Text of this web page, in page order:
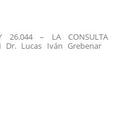
26.044 – LA CONSULTA
Dr. Lucas Iván Grebenar